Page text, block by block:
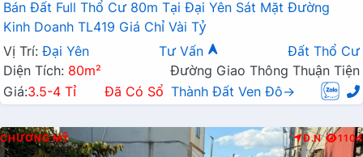
Bán Đất Full Thổ Cư 80m Tại Đại Yên Sát Mặt Đường
Kinh Doanh TL419 Giá Chỉ Vài Tỷ
Vị Trí: Đại Yên Tư Vấn
Đất Thổ Cư
Diện Tích: 80m²
Đường Giao Thông Thuận Tiện
Giá:3.5-4 Tỉ Đã Có Sổ Thành Đất Ven Đô→
CHƯƠNG MỸ Đ.N 1104